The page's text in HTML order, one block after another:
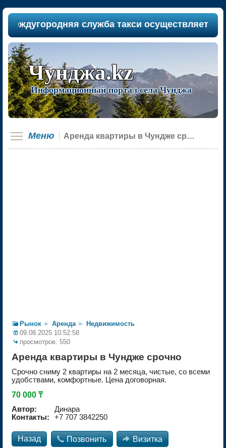
служба такси осуществляет
Чунджа.kz
Информационный портал села Чунджа
Меню Аренда квартиры в Чундже срочно
Рынок ► Аренда ► Недвижимость
09.08.2025 10:52:58
просмотров: 550
Аренда квартиры в Чундже срочно
Срочно сниму 2 квартиры на 2 месяца, чистые, со всеми
удобствами, комфортные. Цена договорная.
70 000 ₸
Автор:
Динара
Контакты:
+7 707 3842250
Назад  Позвонить  Визитка